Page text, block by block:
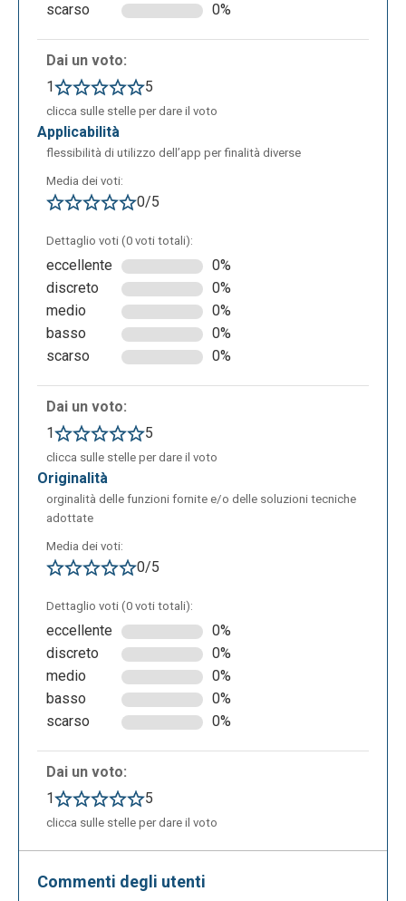
Ricerca di documenti cittadini (City Hall Monitor):
Navigare su Twitter in modo alternativo (twXplorer):
Scrivere articoli (Learn):
Mappare luoghi più frequentati (SnapMap):
scarso
0%
Dai un voto:
1
5
clicca sulle stelle per dare il voto
applicabilità
flessibilità di utilizzo dell’app per finalità diverse
Media dei voti:
0/5
Dettaglio voti (0 voti totali):
eccellente
0%
discreto
0%
medio
0%
basso
0%
scarso
0%
Dai un voto:
1
5
clicca sulle stelle per dare il voto
originalità
orginalità delle funzioni fornite e/o delle soluzioni tecniche
adottate
Media dei voti:
0/5
Dettaglio voti (0 voti totali):
eccellente
0%
discreto
0%
medio
0%
basso
0%
scarso
0%
Dai un voto:
1
5
clicca sulle stelle per dare il voto
Commenti degli utenti